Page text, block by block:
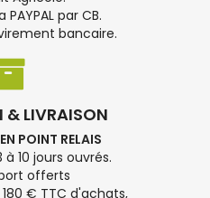
par CB.
bancaire.
& LIVRAISON
POINT RELAIS
10 jours ouvrés.
offerts
€ TTC d'achats,